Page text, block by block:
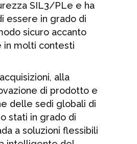
SIL3/PLe e ha
essere in grado di
sicuro accanto
in molti contesti
alla
di prodotto e
delle sedi globali di
stati in grado di
a soluzioni flessibili